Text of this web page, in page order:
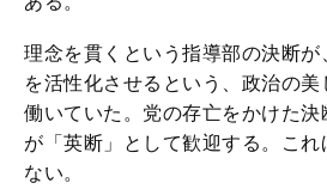
理念を貫くという指導部の決断
を活性化させるという、政治の
働いていた。党の存亡をかけた
が「英断」として歓迎する。こ
ない。